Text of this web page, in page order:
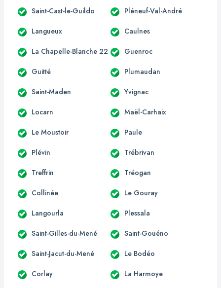
Saint-Cast-le-Guildo Pléneuf-Val-André
Langueux Caulnes
La Chapelle-Blanche 22 Guenroc
Guitté Plumaudan
Saint-Maden Yvignac
Locarn Maël-Carhaix
Le Moustoir Paule
Plévin Trébrivan
Treffrin Tréogan
Collinée Le Gouray
Langourla Plessala
Saint-Gilles-du-Mené Saint-Gouéno
Saint-Jacut-du-Mené Le Bodéo
Corlay La Harmoye